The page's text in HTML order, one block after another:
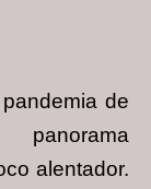
de
alentador.